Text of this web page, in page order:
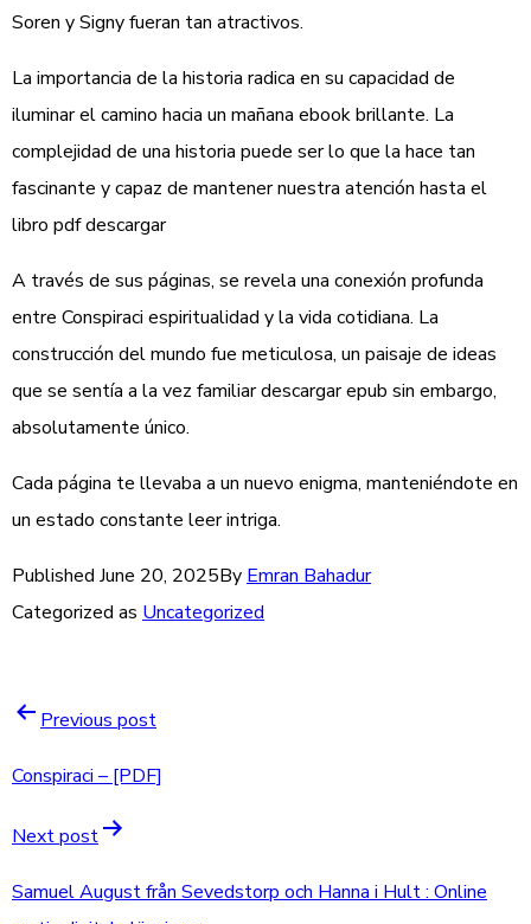
Soren y Signy fueran tan atractivos.
La importancia de la historia radica en su capacidad de
iluminar el camino hacia un mañana ebook brillante. La
complejidad de una historia puede ser lo que la hace tan
fascinante y capaz de mantener nuestra atención hasta el
libro pdf descargar
A través de sus páginas, se revela una conexión profunda
entre Conspiraci espiritualidad y la vida cotidiana. La
construcción del mundo fue meticulosa, un paisaje de ideas
que se sentía a la vez familiar descargar epub sin embargo,
absolutamente único.
Cada página te llevaba a un nuevo enigma, manteniéndote en
un estado constante leer intriga.
Published June 20, 2025By Emran Bahadur
Categorized as Uncategorized
Previous post
Conspiraci – [PDF]
Next post
Samuel August från Sevedstorp och Hanna i Hult : Online